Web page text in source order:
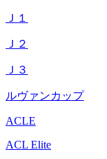
Ｊ１
Ｊ２
Ｊ３
ルヴァンカップ
ACLE
ACL Elite